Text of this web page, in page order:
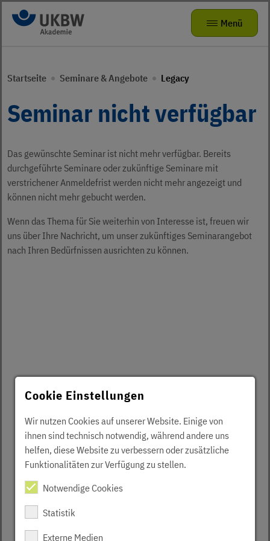
Zur Navigation
Zum Hauptinhalt
Das kleine Zebra
Radhelden at School
Verkehrsparcours für KIDS
Präventionstheater
Kamishibai
Risikodrom Straßenunterhaltungsdienst
Über uns
Die Akademie
Seminarvorschlag
Karriere
Jobs
ukbw.de
leichte Sprache
Menü
Startseite Seminare & Angebote Legacy
Seminar nicht verfügbar
Das gewünschte Seminar ist nicht mehr verfügbar. Bereits
durchgeführte Seminare oder zukünftige Seminare mit
verstrichener Anmeldefrist werden nicht mehr angezeigt und
können nicht mehr gebucht werden.
Wenn das Thema für Sie weiterhin von Interesse ist, freuen wir
uns über Ihre Nachricht, um unser zukünftiges Seminarangebot
nach Ihren Bedürfnissen ausrichten zu können.
Cookie Einstellungen
Wir nutzen Cookies auf unserer Website. Einige von
ihnen sind technisch notwendig, während andere uns
helfen, diese Website zu verbessern oder zusätzliche
Funktionalitäten zur Verfügung zu stellen.
Notwendige Cookies
Statistik
Externe Medien